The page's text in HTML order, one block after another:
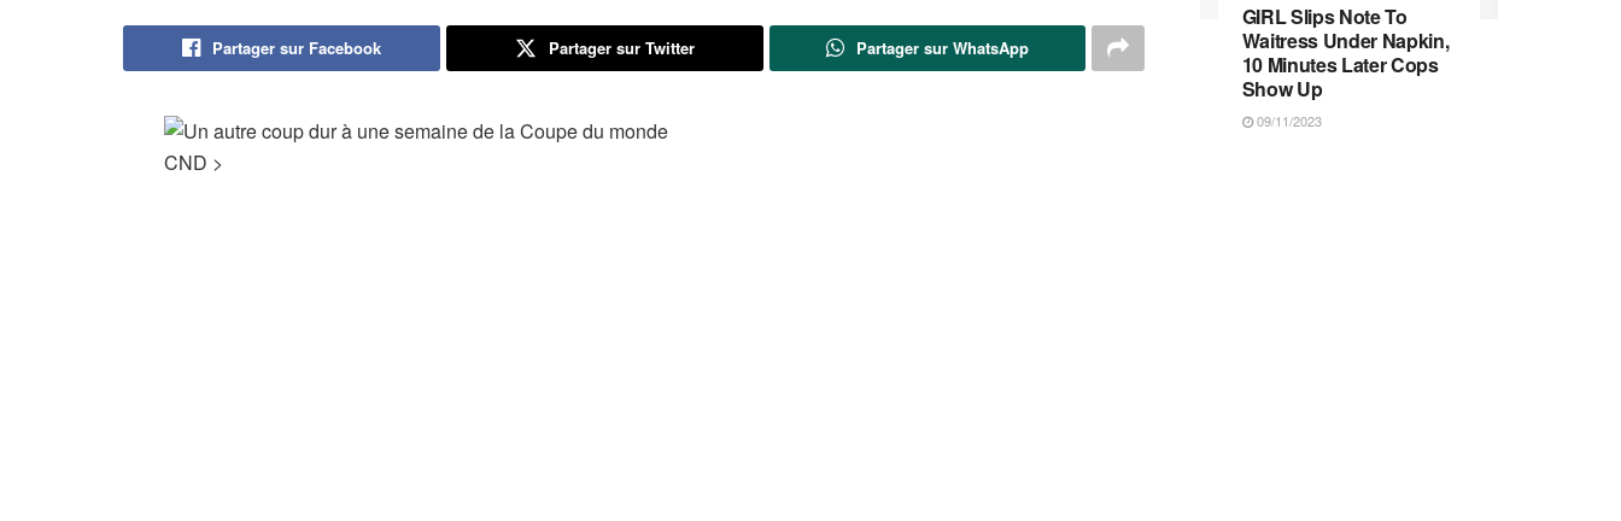
Partager sur Facebook Partager sur Twitter Partager sur WhatsApp
CND >
GIRL Slips Note To
Waitress Under Napkin,
10 Minutes Later Cops
Show Up
09/11/2023